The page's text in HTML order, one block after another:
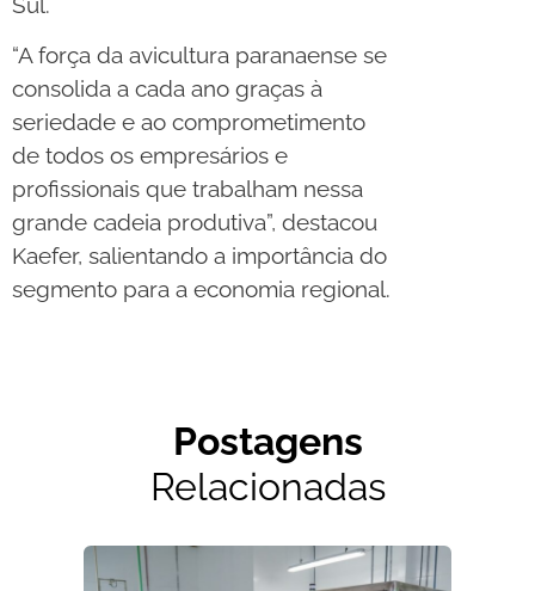
“A força da avicultura paranaense se
consolida a cada ano graças à
seriedade e ao comprometimento
de todos os empresários e
profissionais que trabalham nessa
grande cadeia produtiva”, destacou
Kaefer, salientando a importância do
segmento para a economia regional.
Postagens
Relacionadas